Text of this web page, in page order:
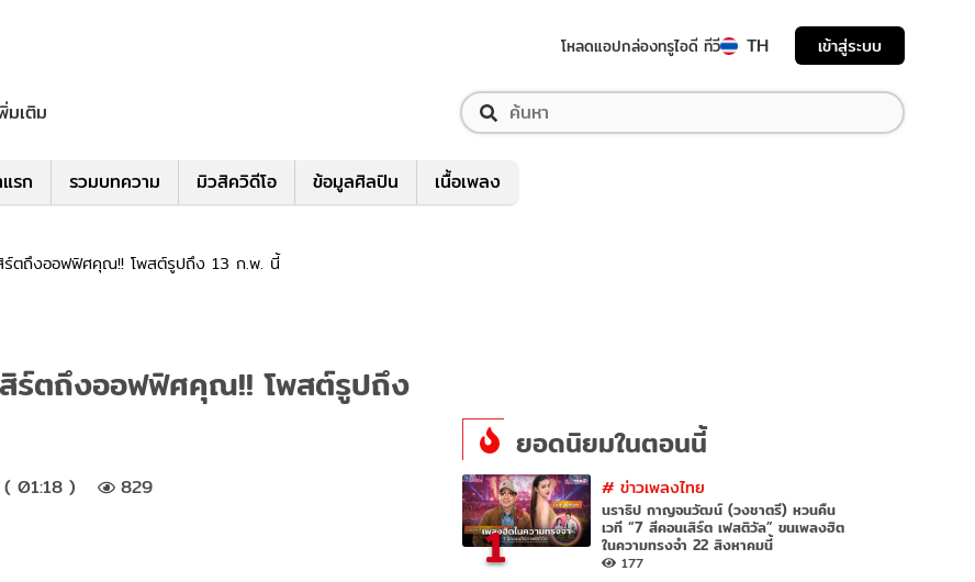
โหลดแอปกล่องทรูไอดี ทีวี TH เข้าสู่ระบบ
มเติม
รก รวมบทความ มิวสิควิดีโอ ข้อมูลศิลปิน เนื้อเพลง
ร์ตถึงออฟฟิศคุณ!! โพสต์รูปถึง 13 ก.พ. นี้
สิร์ตถึงออฟฟิศคุณ!! โพสต์รูปถึง
01:18 ) 829
ยอดนิยมในตอนนี้
1
# ข่าวเพลงไทย
นราธิป กาญจนวัฒน์ (วงชาตรี) หวนคืน
เวที “7 สีคอนเสิร์ต เฟสติวัล” ขนเพลงฮิต
ในความทรงจำ 22 สิงหาคมนี้
177